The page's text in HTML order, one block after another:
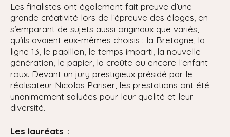
Les finalistes ont également fait preuve d’une
grande créativité lors de l’épreuve des éloges, en
s’emparant de sujets aussi originaux que variés,
qu’ils avaient eux-mêmes choisis : la Bretagne, la
ligne 13, le papillon, le temps imparti, la nouvelle
génération, le papier, la croûte ou encore l’enfant
roux. Devant un jury prestigieux présidé par le
réalisateur Nicolas Pariser, les prestations ont été
unanimement saluées pour leur qualité et leur
diversité.
Les lauréats :